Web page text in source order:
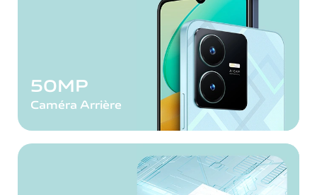
Caméra Arrière
50MP